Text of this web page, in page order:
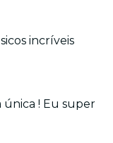
incríveis
única ! Eu super